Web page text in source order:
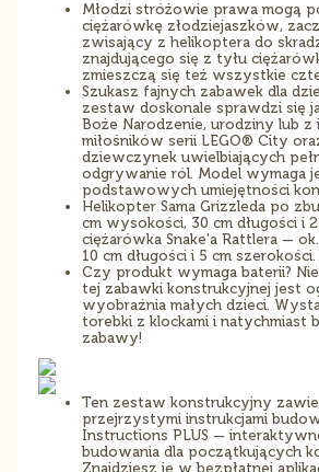
Młodzi stróżowie prawa mogą
ciężarówkę złodziejaszków,
zwisający z helikoptera do
znajdującego się z tyłu
zmieszczą się też wszystkie
Szukasz fajnych zabawek dla
zestaw doskonale sprawdzi się
Boże Narodzenie, urodziny lub z
miłośników serii LEGO® City
dziewczynek uwielbiających
odgrywanie ról. Model wymaga
podstawowych umiejętności
Helikopter Sama Grizzleda po
cm wysokości, 30 cm długości i
ciężarówka Snake'a Rattlera —
10 cm długości i 5 cm szerokości.
Czy produkt wymaga baterii?
tej zabawki konstrukcyjnej jest
wyobraźnia małych dzieci.
torebki z klockami i natychmiast
zabawy!
Ten zestaw konstrukcyjny
przejrzystymi instrukcjami
Instructions PLUS —
budowania dla początkujących
Znajdziesz je w bezpłatnej